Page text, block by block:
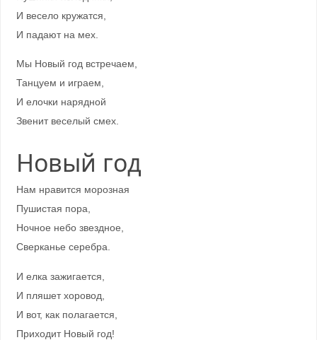
И весело кружатся,
И падают на мех.
Мы Новый год встречаем,
Танцуем и играем,
И елочки нарядной
Звенит веселый смех.
Новый год
Нам нравится морозная
Пушистая пора,
Ночное небо звездное,
Сверканье серебра.
И елка зажигается,
И пляшет хоровод,
И вот, как полагается,
Приходит Новый год!